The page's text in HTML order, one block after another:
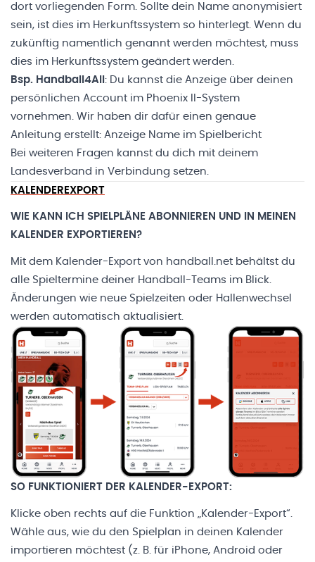
dort vorliegenden Form. Sollte dein Name anonymisiert
sein, ist dies im Herkunftssystem so hinterlegt. Wenn du
zukünftig namentlich genannt werden möchtest, muss
dies im Herkunftssystem geändert werden.
Bsp. Handball4All : Du kannst die Anzeige über deinen
persönlichen Account im Phoenix II-System
vornehmen. Wir haben dir dafür einen genaue
Anleitung erstellt: Anzeige Name im Spielbericht
Bei weiteren Fragen kannst du dich mit deinem
Landesverband in Verbindung setzen.
KALENDEREXPORT
WIE KANN ICH SPIELPLÄNE ABONNIEREN UND IN MEINEN
KALENDER EXPORTIEREN?
Mit dem Kalender-Export von handball.net behältst du
alle Spieltermine deiner Handball-Teams im Blick.
Änderungen wie neue Spielzeiten oder Hallenwechsel
werden automatisch aktualisiert.
SO FUNKTIONIERT DER KALENDER-EXPORT:
Klicke oben rechts auf die Funktion „Kalender-Export“.
Wähle aus, wie du den Spielplan in deinen Kalender
importieren möchtest (z. B. für iPhone, Android oder